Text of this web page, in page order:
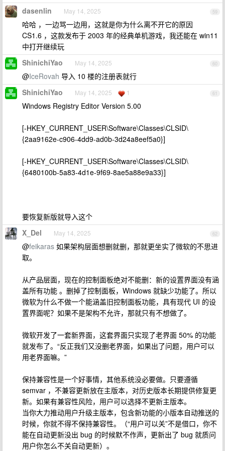
59
dasenlin May 14, 2025
哈哈 ，一边骂一边用，这就是你为什么离不开它的原因
CS1.6 ，这款发布于 2003 年的经典单机游戏，我还能在 win11
中打开继续玩
60
ShinichiYao May 14, 2025
@IceRovah 导入 10 楼的注册表就行
61
ShinichiYao May 14, 2025 1
Windows Registry Editor Version 5.00
[-HKEY_CURRENT_USER\Software\Classes\CLSID\
{2aa9162e-c906-4dd9-ad0b-3d24a8eef5a0}]
[-HKEY_CURRENT_USER\Software\Classes\CLSID\
{6480100b-5a83-4d1e-9f69-8ae5a88e9a33}]
要恢复新版就导入这个
62
X_Del May 14, 2025
@feikaras 如果架构层面想删就删，那就更坐实了微软的不思进
取。
从产品层面，现在的控制面板绝对不能删：新的设置界面没有涵
盖所有功能 。删掉了控制面板，Windows 就缺少功能了。所以
微软为什么不做一个能涵盖旧控制面板功能，具有现代 UI 的设
置界面呢？如果不是架构不允许，那就只有不想做了。
微软开发了一套新界面，这套界面只实现了老界面 50% 的功能
就发布了。“反正我们又没删老界面，如果出了问题，用户可以
用老界面嘛。”
保持兼容性是一个好事情，其他系统没必要做。只要遵循
semvar ，不兼容更新放在主版本，对历史版本长期提供修复更
新。如果有兼容性风险，用户可以选择不更新主版本。
当你大力推动用户升级主版本，包含新功能的小版本自动推送的
时候，你就不得不保持兼容性。（“用户可以关”不是借口，你不
能在自动更新没出 bug 的时候默不作声，更新出了 bug 就质问
用户你怎么不关自动更新）。